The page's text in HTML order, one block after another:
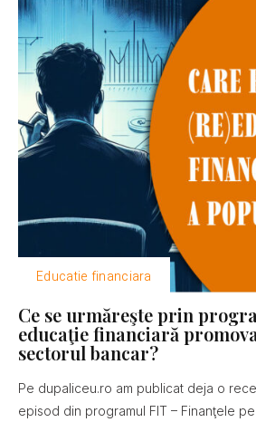
Educatie financiara
Ce se urmăreşte prin
educaţie financiară
sectorul bancar?
Pe dupaliceu.ro am publicat deja o
episod din programul FIT – Finanţele